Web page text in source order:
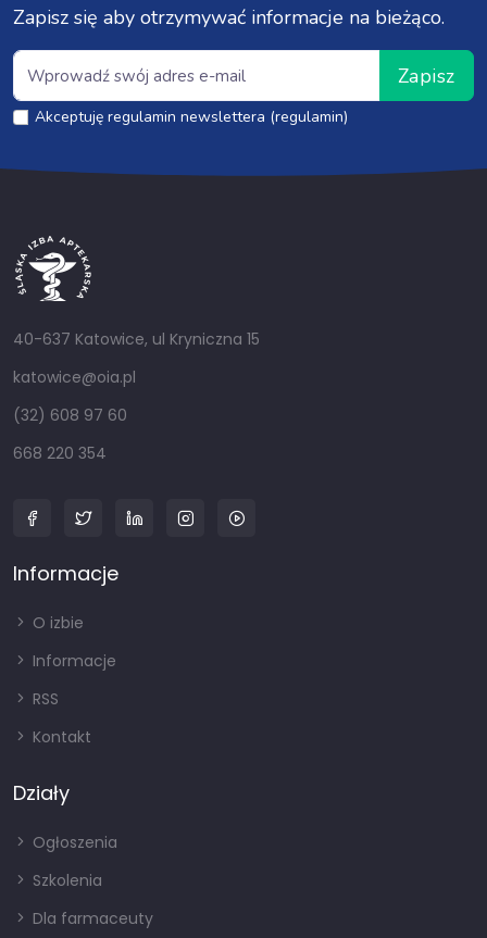
Zapisz się aby otrzymywać informacje na bieżąco.
Zapisz
Akceptuję regulamin newslettera (regulamin)
40-637 Katowice, ul Kryniczna 15
katowice@oia.pl
(32) 608 97 60
668 220 354
Informacje
O izbie
Informacje
RSS
Kontakt
Działy
Ogłoszenia
Szkolenia
Dla farmaceuty